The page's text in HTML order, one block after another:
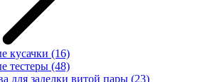
кусачки (16)
тестеры (48)
для заделки витой пары (23)